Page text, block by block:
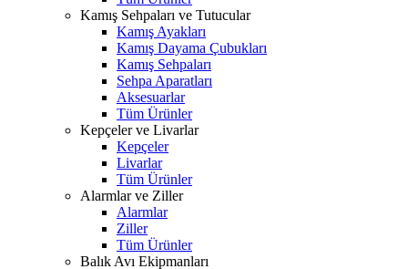
Kamış Sehpaları ve Tutucular
Kamış Ayakları
Kamış Dayama Çubukları
Kamış Sehpaları
Sehpa Aparatları
Aksesuarlar
Tüm Ürünler
Kepçeler ve Livarlar
Kepçeler
Livarlar
Tüm Ürünler
Alarmlar ve Ziller
Alarmlar
Ziller
Tüm Ürünler
Balık Avı Ekipmanları